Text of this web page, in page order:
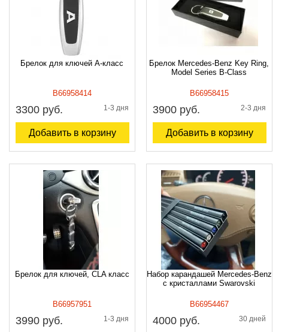
Брелок для ключей A-класс
B66958414
3300 руб. 1-3 дня
Добавить в корзину
Брелок Mercedes-Benz Key Ring,
Model Series B-Class
B66958415
3900 руб. 2-3 дня
Добавить в корзину
Брелок для ключей, CLA класс
B66957951
3990 руб. 1-3 дня
Набор карандашей Mercedes-Benz
с кристаллами Swarovski
B66954467
4000 руб. 30 дней